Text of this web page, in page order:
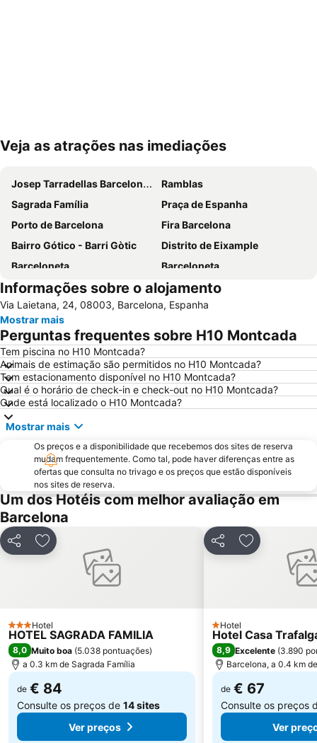
Ampliar mapa
Veja as atrações nas imediações
Josep Tarradellas Barcelona–El Prat Airport
Ramblas
Sagrada Família
Praça de Espanha
Porto de Barcelona
Fira Barcelona
Bairro Gótico - Barri Gòtic
Distrito de Eixample
Barceloneta
Barceloneta
Estádio Olímpico de Montjuïc
Camp Nou
Estació de Sants
Palácio Sant Jordi
Praça Catalunha
Sagrada Família Metro Station
La Dreta de l'Eixample
Barcelona Sants Metro Station
Metrô de Barcelona
Plaza Catalunya
Aeroport T1 Metro Station
Ciutat Vella
Catedral Basílica de Barcelona
Estació de Plaça Catalunya
Gràcia
Circuit de Catalunya
Parque do centro de Poblenou
El Born
El Poblenou
La Salut
Sants
Parque do Forum
Parque da Ciutadella
Mar Bella
Montjuïc
Casa Batlló
Arco do Triunfo
Marina Port Vell
L'Antiga Esquerra de l'Eixample
Sant Martí
Mercado da Boqueria
Universidade de Barcelona
Gran Via de les Corts Catalans
Informações sobre o alojamento
Via Laietana, 24, 08003, Barcelona, Espanha
Mostrar mais
Perguntas frequentes sobre H10 Montcada
Tem piscina no H10 Montcada?
Animais de estimação são permitidos no H10 Montcada?
Tem estacionamento disponível no H10 Montcada?
Qual é o horário de check-in e check-out no H10 Montcada?
Onde está localizado o H10 Montcada?
Mostrar mais
Os preços e a disponibilidade que recebemos dos sites de reserva
mudam frequentemente. Como tal, pode haver diferenças entre as
ofertas que consulta no trivago e os preços que estão disponíveis
nos sites de reserva.
Um dos Hotéis com melhor avaliação em
Barcelona
PartilharAdicionar aos favoritos
3 Estrelas
Hotel
HOTEL SAGRADA FAMILIA
8,0 Muito boa (5.038 pontuações)
a 0.3 km de Sagrada Família
de € 84
Consulte os preços de 14 sites
Ver preços
PartilharAdicionar
1 Estrelas
Hotel
Hotel Casa
8,9 Excelente (3.890
Barcelona, a 0.4 km
de € 67
Consulte os preços
Ver